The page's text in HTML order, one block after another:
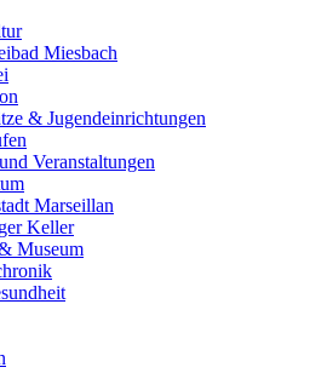
Miesbach
& Jugendeinrichtungen
Veranstaltungen
Marseillan
Keller
Museum